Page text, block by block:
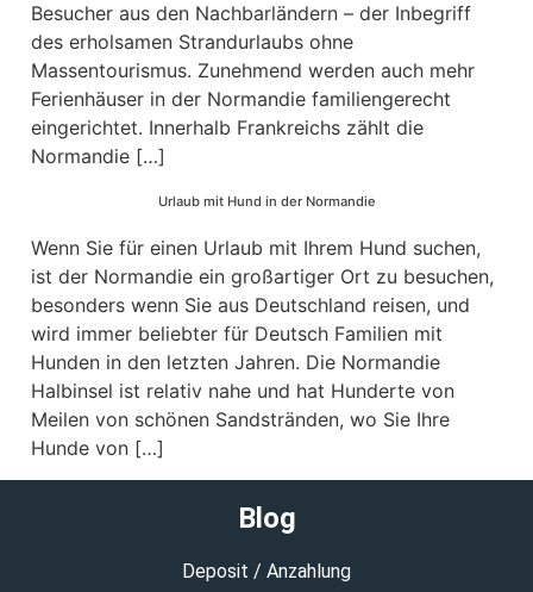
Besucher aus den Nachbarländern – der Inbegriff
des erholsamen Strandurlaubs ohne
Massentourismus. Zunehmend werden auch mehr
Ferienhäuser in der Normandie familiengerecht
eingerichtet. Innerhalb Frankreichs zählt die
Normandie […]
Urlaub mit Hund in der Normandie
Wenn Sie für einen Urlaub mit Ihrem Hund suchen,
ist der Normandie ein großartiger Ort zu besuchen,
besonders wenn Sie aus Deutschland reisen, und
wird immer beliebter für Deutsch Familien mit
Hunden in den letzten Jahren. Die Normandie
Halbinsel ist relativ nahe und hat Hunderte von
Meilen von schönen Sandstränden, wo Sie Ihre
Hunde von […]
Blog
Deposit / Anzahlung